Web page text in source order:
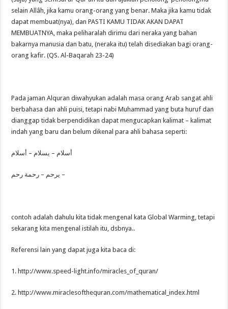
selain Allâh, jika kamu orang-orang yang benar. Maka jika kamu tidak
dapat membuat(nya), dan PASTI KAMU TIDAK AKAN DAPAT
MEMBUATNYA, maka peliharalah dirimu dari neraka yang bahan
bakarnya manusia dan batu, (neraka itu) telah disediakan bagi orang-
orang kafir. (QS. Al-Baqarah 23-24)
Pada jaman Alquran diwahyukan adalah masa orang Arab sangat ahli
berbahasa dan ahli puisi, tetapi nabi Muhammad yang buta huruf dan
dianggap tidak berpendidikan dapat mengucapkan kalimat – kalimat
indah yang baru dan belum dikenal para ahli bahasa seperti:
أسلام – يسلام – أسلام
يرحم – رحمة رحم –
contoh adalah dahulu kita tidak mengenal kata Global Warming, tetapi
sekarang kita mengenal istilah itu, dsbnya..
Referensi lain yang dapat juga kita baca di:
1. http://www.speed-light.info/miracles_of_quran/
2. http://www.miraclesofthequran.com/mathematical_index.html